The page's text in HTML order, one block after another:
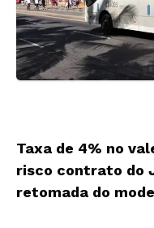
Taxa de 4% no
risco contrato do
retomada do